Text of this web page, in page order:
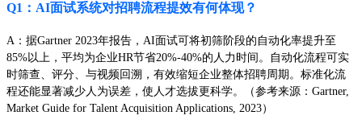
Q1：AI面试系统对招聘流程提效有何体现？
A：据Gartner 2023年报告，AI面试可将初筛阶段的自动化率提升至
85%以上，平均为企业HR节省20%-40%的人力时间。自动化流程可实
时筛查、评分、与视频回溯，有效缩短企业整体招聘周期。标准化流
程还能显著减少人为误差，使人才选拔更科学。（参考来源：Gartner,
Market Guide for Talent Acquisition Applications, 2023）